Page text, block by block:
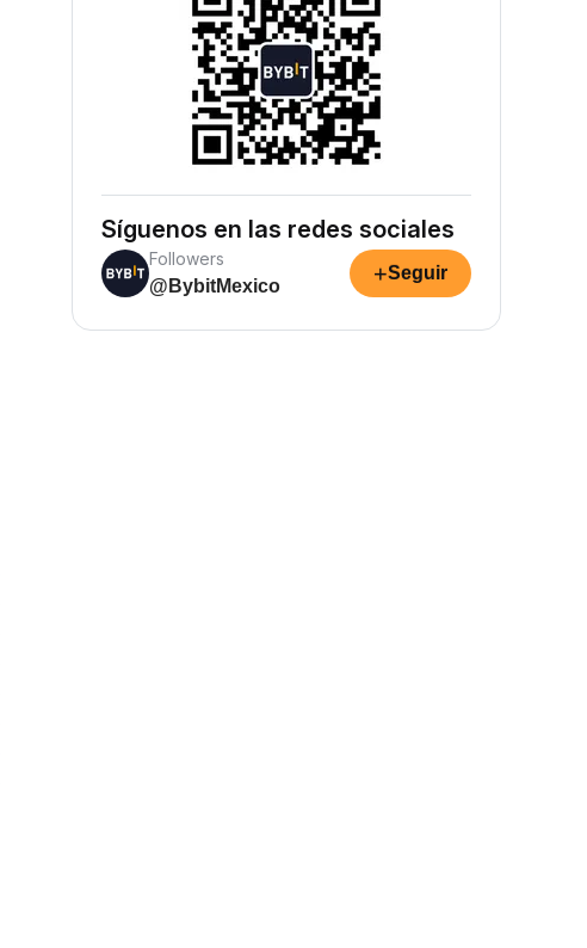
Síguenos en las redes sociales
Followers
@BybitMexico
+Seguir